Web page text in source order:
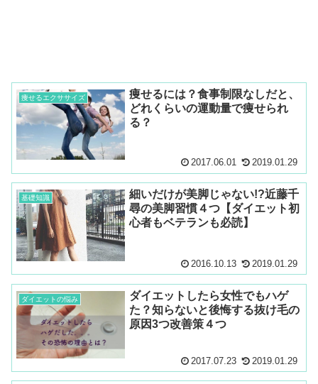
痩せるエクササイズ
痩せるには？食事制限なしだと、
どれくらいの運動量で痩せられ
る？
2017.06.01 2019.01.29
基礎知識
細いだけが美脚じゃない!?近藤千
尋の美脚習慣４つ【ダイエット初
心者もベテランも必読】
2016.10.13 2019.01.29
ダイエットの悩み
ダイエットしたら女性でもハゲ
た？知らないと後悔する抜け毛の
原因3つ改善策４つ
2017.07.23 2019.01.29